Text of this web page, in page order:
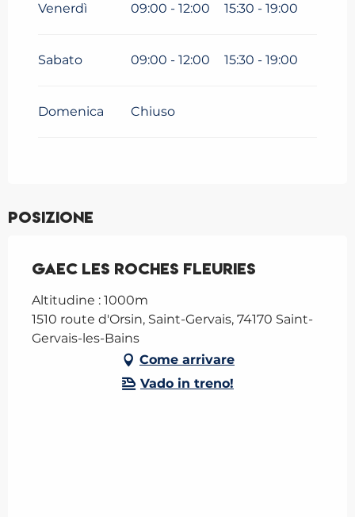
Venerdì 09:00 - 12:00 15:30 - 19:00
Sabato 09:00 - 12:00 15:30 - 19:00
Domenica Chiuso
Posizione
GAEC Les Roches Fleuries
Altitudine : 1000m
1510 route d'Orsin, Saint-Gervais, 74170 Saint-
Gervais-les-Bains
Come arrivare
Vado in treno!